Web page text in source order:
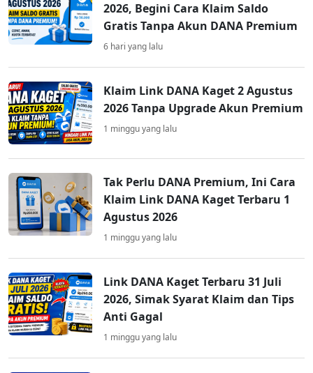
2026, Begini Cara Klaim Saldo
Gratis Tanpa Akun DANA Premium
6 hari yang lalu
Klaim Link DANA Kaget 2 Agustus
2026 Tanpa Upgrade Akun Premium
1 minggu yang lalu
Tak Perlu DANA Premium, Ini Cara
Klaim Link DANA Kaget Terbaru 1
Agustus 2026
1 minggu yang lalu
Link DANA Kaget Terbaru 31 Juli
2026, Simak Syarat Klaim dan Tips
Anti Gagal
1 minggu yang lalu